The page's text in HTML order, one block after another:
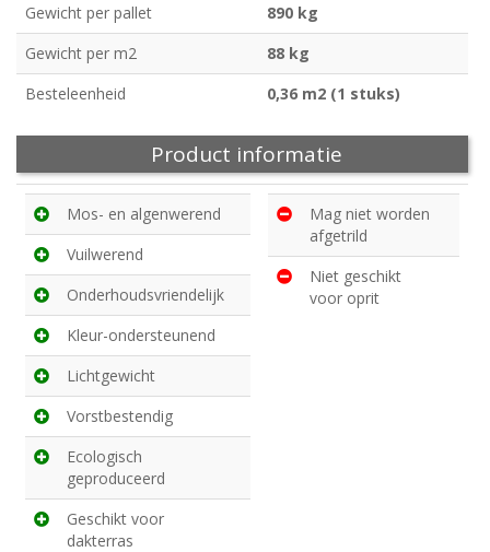
Gewicht per pallet
890 kg
Gewicht per m2
88 kg
Besteleenheid
0,36 m2 (1 stuks)
Product informatie
Mos- en algenwerend
Vuilwerend
Onderhoudsvriendelijk
Kleur-ondersteunend
Lichtgewicht
Vorstbestendig
Ecologisch
geproduceerd
Geschikt voor
dakterras
Mag niet worden
afgetrild
Niet geschikt
voor oprit